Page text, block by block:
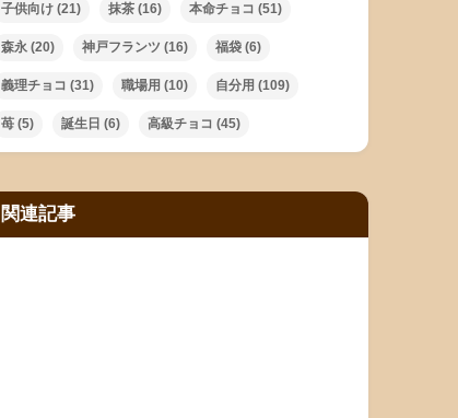
子供向け (21) 抹茶 (16) 本命チョコ (51)
森永 (20) 神戸フランツ (16) 福袋 (6)
義理チョコ (31) 職場用 (10) 自分用 (109)
苺 (5) 誕生日 (6) 高級チョコ (45)
関連記事